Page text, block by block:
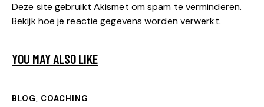
Deze site gebruikt Akismet om spam te verminderen.
Bekijk hoe je reactie gegevens worden verwerkt.
YOU MAY ALSO LIKE
BLOG, COACHING